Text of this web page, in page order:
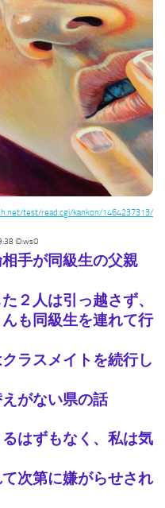
test/read.cgi/kankon/1464237313/
ID:wsO
手が同級生の父親
２人は引っ越さず、
も同級生を連れて行
ラスメイトを続行し
がない県の話
はずもなく、私は気
次第に嫌がらせされ